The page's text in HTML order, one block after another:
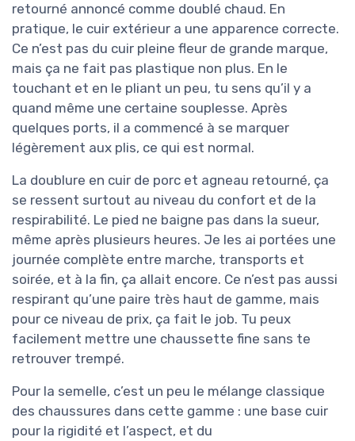
retourné annoncé comme doublé chaud. En
pratique, le cuir extérieur a une apparence correcte.
Ce n’est pas du cuir pleine fleur de grande marque,
mais ça ne fait pas plastique non plus. En le
touchant et en le pliant un peu, tu sens qu’il y a
quand même une certaine souplesse. Après
quelques ports, il a commencé à se marquer
légèrement aux plis, ce qui est normal.
La doublure en cuir de porc et agneau retourné, ça
se ressent surtout au niveau du confort et de la
respirabilité. Le pied ne baigne pas dans la sueur,
même après plusieurs heures. Je les ai portées une
journée complète entre marche, transports et
soirée, et à la fin, ça allait encore. Ce n’est pas aussi
respirant qu’une paire très haut de gamme, mais
pour ce niveau de prix, ça fait le job. Tu peux
facilement mettre une chaussette fine sans te
retrouver trempé.
Pour la semelle, c’est un peu le mélange classique
des chaussures dans cette gamme : une base cuir
pour la rigidité et l’aspect, et du